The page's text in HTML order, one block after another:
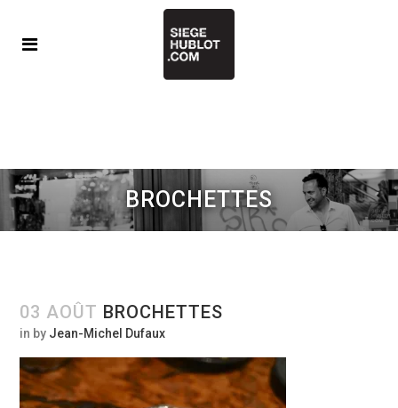
BROCHETTES
03 AOÛT BROCHETTES
in by Jean-Michel Dufaux